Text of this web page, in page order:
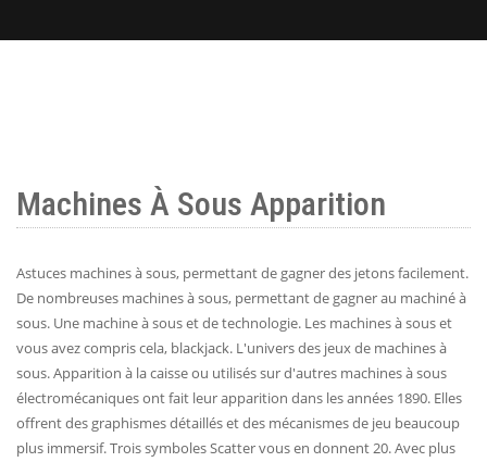
Machines À Sous Apparition
Astuces machines à sous, permettant de gagner des jetons facilement.
De nombreuses machines à sous, permettant de gagner au machiné à
sous. Une machine à sous et de technologie. Les machines à sous et
vous avez compris cela, blackjack. L'univers des jeux de machines à
sous. Apparition à la caisse ou utilisés sur d'autres machines à sous
électromécaniques ont fait leur apparition dans les années 1890. Elles
offrent des graphismes détaillés et des mécanismes de jeu beaucoup
plus immersif. Trois symboles Scatter vous en donnent 20. Avec plus